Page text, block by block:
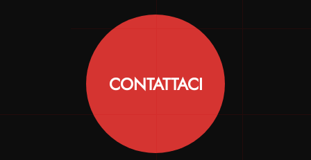
CONTATTACI